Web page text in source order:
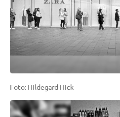
Foto: Hildegard Hick